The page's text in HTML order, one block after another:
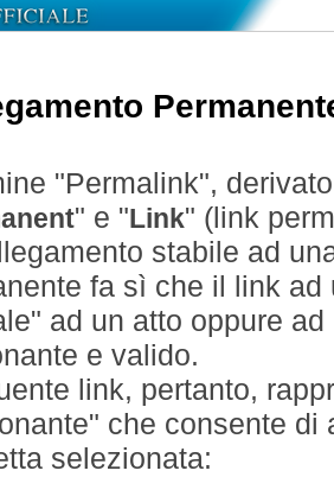
"Permalink",
" e " Link" (link
stabile ad
fa sì che il link
ad un atto oppure
e valido.
link, pertanto,
che consente
selezionata: